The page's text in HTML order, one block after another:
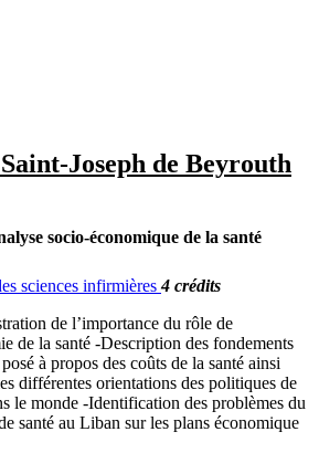
Joseph de Beyrouth
socio-économique de la santé
sciences infirmières4 crédits
de l’importance du rôle de
de la santé -Description des fondements
à propos des coûts de la santé ainsi
différentes orientations des politiques de
le monde -Identification des problèmes du
santé au Liban sur les plans économique